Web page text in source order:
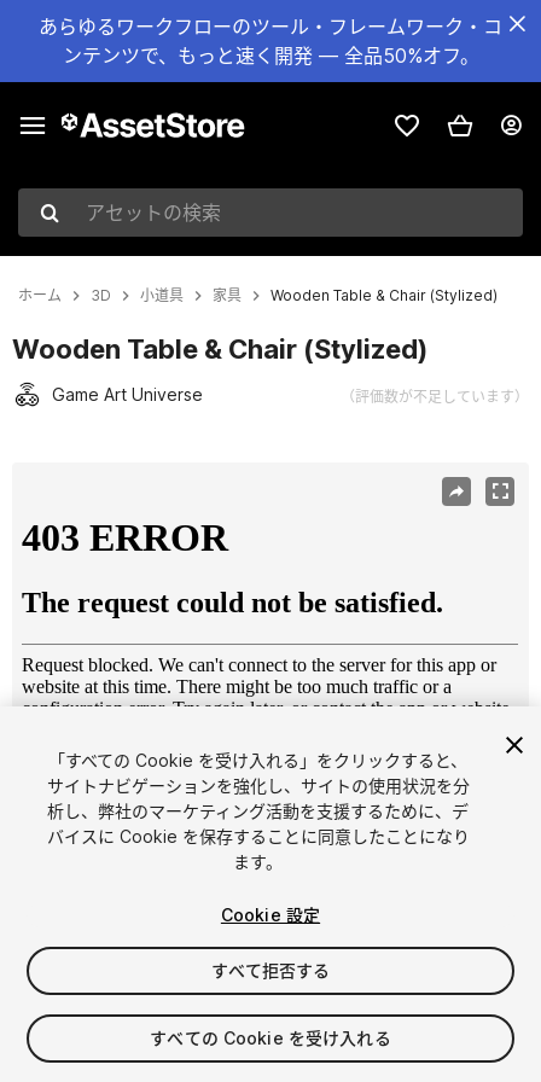
あらゆるワークフローのツール・フレームワーク・コ
ンテンツで、もっと速く開発 — 全品50%オフ。
アセットの検索
ホーム 3D 小道具 家具 Wooden Table & Chair (Stylized)
Wooden Table & Chair (Stylized)
Game Art Universe （評価数が不足しています）
1/ 11
$10
消費税は決済時に計算されます
「すべての Cookie を受け入れる」をクリックすると、
サイトナビゲーションを強化し、サイトの使用状況を分
析し、弊社のマーケティング活動を支援するために、デ
バイスに Cookie を保存することに同意したことになり
ます。
Cookie 設定
すべて拒否する
すべての Cookie を受け入れる